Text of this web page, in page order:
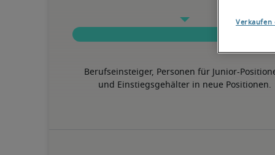
Berufseinsteiger, Personen für Junior-
und Einstiegsgehälter in neue Positionen.
Verkaufen